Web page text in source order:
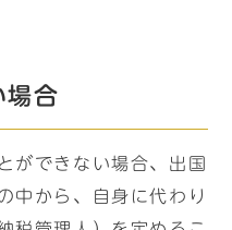
場合
ができない場合、出国
中から、自身に代わり